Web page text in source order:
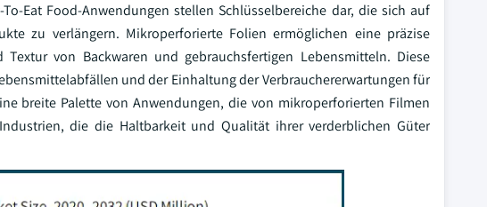
Eat Food-Anwendungen stellen Schlüsselbereiche dar, die sich auf
zu verlängern. Mikroperforierte Folien ermöglichen eine präzise
von Backwaren und gebrauchsfertigen Lebensmitteln. Diese
und der Einhaltung der Verbrauchererwartungen für
breite Palette von Anwendungen, die von mikroperforierten Filmen
die die Haltbarkeit und Qualität ihrer verderblichen Güter